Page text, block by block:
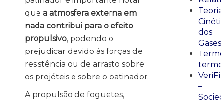
que a atmosfera externa em
nada contribui para o efeito
propulsivo, podendo o
prejudicar devido às forças de
resistência ou de arrasto sobre
os projéteis e sobre o patinador.
A propulsão de foguetes,
dos
Gases
–